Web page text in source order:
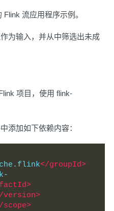
流应用程序示例。
为输入，并从中筛选出未成
项目，使用 flink-
添加如下依赖内容：
</groupId>
version>
scope>